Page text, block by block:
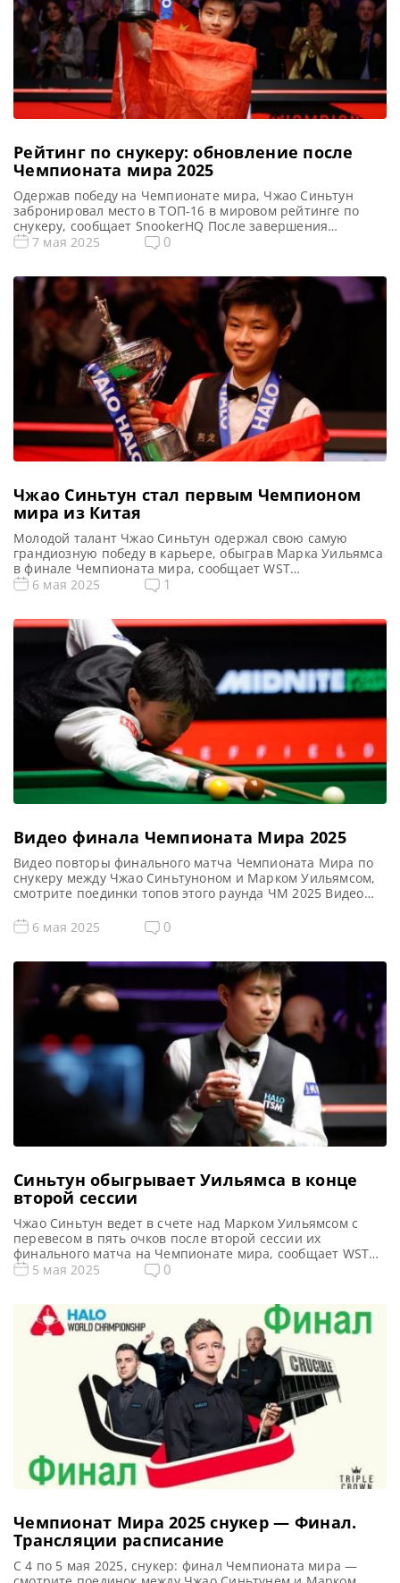
Рейтинг по снукеру: обновление после
Чемпионата мира 2025
Одержав победу на Чемпионате мира, Чжао Синьтун
забронировал место в ТОП-16 в мировом рейтинге по
снукеру, сообщает SnookerHQ После завершения
Чемпионата мира по снукеру 2025 — финального
историю, став первым китайским Чемпионом мира по
снукеру. В захватывающем финале в «Crucible […]
7 мая 2025 0
Чжао Синьтун стал первым Чемпионом
мира из Китая
Молодой талант Чжао Синьтун одержал свою самую
грандиозную победу в карьере, обыграв Марка Уильямса
в финале Чемпионата мира, сообщает WST
Триумфальное восхождение Чжао Синьтуна
финале он одержал победу над Марком Уильямсом со
счетом 18-12, вписав свое имя в анналы этого спорта. […]
6 мая 2025 1
Видео финала Чемпионата Мира 2025
Видео повторы финального матча Чемпионата Мира по
снукеру между Чжао Синьтуноном и Марком Уильямсом,
смотрите поединки топов этого раунда ЧМ 2025 Видео
смогли посмотреть финал рейтингового турнира по
снукеру Чемпионат Мира 2025, в прямом эфире,
Марк Уильямс […]
6 мая 2025 0
Синьтун обыгрывает Уильямса в конце
второй сессии
Чжао Синьтун ведет в счете над Марком Уильямсом с
перевесом в пять очков после второй сессии их
финального матча на Чемпионате мира, сообщает WST
Чжао Синьтун лидирует во второй сессии финала
Чемпионом мира в Китае и первым любителем,
завоевавшим главный приз в […]
5 мая 2025 0
Чемпионат Мира 2025 снукер — Финал.
Трансляции расписание
С 4 по 5 мая 2025, снукер: финал Чемпионата мира —